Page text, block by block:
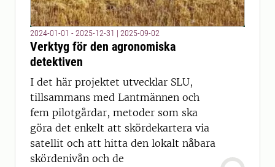
2024-01-01 - 2025-12-31 | 2025-09-02
Verktyg för den agronomiska
detektiven
I det här projektet utvecklar SLU,
tillsammans med Lantmännen och
fem pilotgårdar, metoder som ska
göra det enkelt att skördekartera via
satellit och att hitta den lokalt nåbara
skördenivån och de